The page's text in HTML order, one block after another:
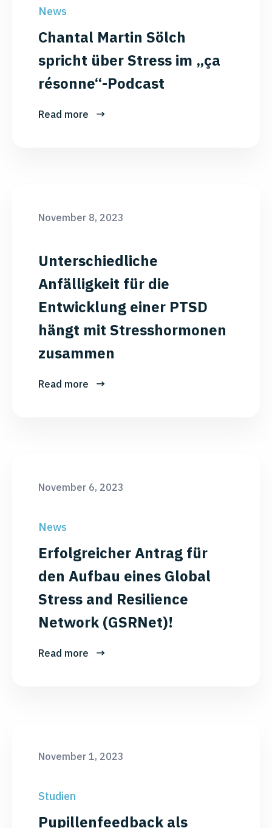
News
Chantal Martin Sölch
spricht über Stress im „ça
résonne“-Podcast
Read more
November 8, 2023
Unterschiedliche
Anfälligkeit für die
Entwicklung einer PTSD
hängt mit Stresshormonen
zusammen
Read more
November 6, 2023
News
Erfolgreicher Antrag für
den Aufbau eines Global
Stress and Resilience
Network (GSRNet)!
Read more
November 1, 2023
Studien
Pupillenfeedback als